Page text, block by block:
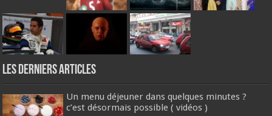
Les derniers articles
Un menu déjeuner dans quelques minutes ?
c’est désormais possible ( vidéos )